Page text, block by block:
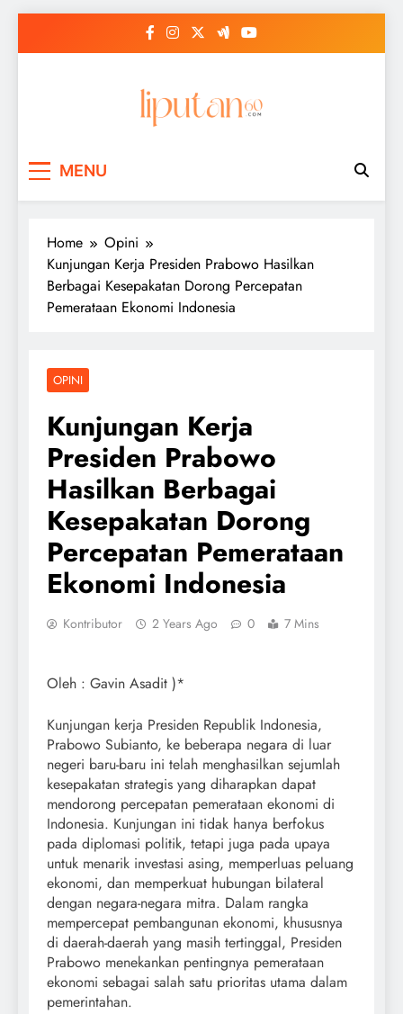
MENU
Home
Opini
Kunjungan Kerja Presiden Prabowo Hasilkan
Berbagai Kesepakatan Dorong Percepatan
Pemerataan Ekonomi Indonesia
OPINI
Kunjungan Kerja
Presiden Prabowo
Hasilkan Berbagai
Kesepakatan Dorong
Percepatan Pemerataan
Ekonomi Indonesia
Kontributor 2 Years Ago 0 7 Mins
Oleh : Gavin Asadit )*
Kunjungan kerja Presiden Republik Indonesia,
Prabowo Subianto, ke beberapa negara di luar
negeri baru-baru ini telah menghasilkan sejumlah
kesepakatan strategis yang diharapkan dapat
mendorong percepatan pemerataan ekonomi di
Indonesia. Kunjungan ini tidak hanya berfokus
pada diplomasi politik, tetapi juga pada upaya
untuk menarik investasi asing, memperluas peluang
ekonomi, dan memperkuat hubungan bilateral
dengan negara-negara mitra. Dalam rangka
mempercepat pembangunan ekonomi, khususnya
di daerah-daerah yang masih tertinggal, Presiden
Prabowo menekankan pentingnya pemerataan
ekonomi sebagai salah satu prioritas utama dalam
pemerintahan.